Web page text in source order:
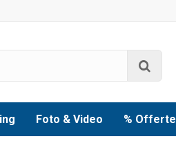
Foto & Video % Offerte